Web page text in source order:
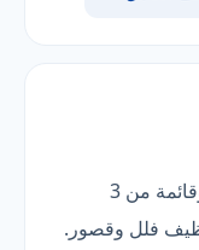
«ارت كلين» صاحبة تغطية 3 مناطق وقائمة من 3
فلل وقصور.